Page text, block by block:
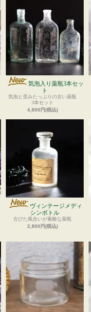
気泡入り薬瓶3本セッ
ト
気泡と歪みたっぷりの古い薬瓶
3本セット
4,800円(税込)
ヴィンテージメディ
シンボトル
古びた風合いが素敵な薬瓶
2,800円(税込)